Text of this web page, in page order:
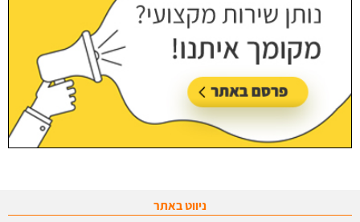
ניווט באתר